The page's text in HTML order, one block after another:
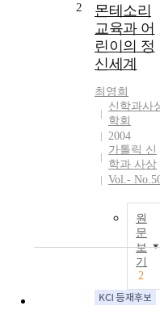
regardless of
type of
medication
its
long-term
follow up.
Method : 224
patients meet
DSM-IV
for panic
agoraphobia
completed 12
weekly
of Panic
Therapy (PCT;
Barlow et al.).
2
몬테소리
교육과 어
린이의 정
신세계
최영희
신학과사
학회
2004
가톨릭 신
학과 사상
Vol.-
원
문
보
기
2